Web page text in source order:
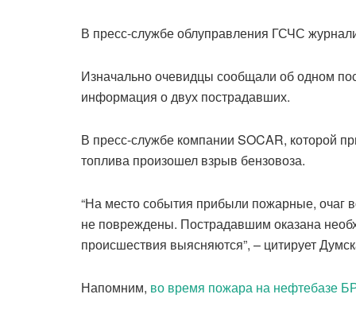
В пресс-службе облуправления ГСЧС
Изначально очевидцы сообщали об одном
информация о двух пострадавших.
В пресс-службе компании SOCAR, которой
топлива произошел взрыв бензовоза.
“На место события прибыли пожарные, очаг
не повреждены. Пострадавшим оказана
происшествия выясняются”, – цитирует
Напомним, во время пожара на нефтебазе